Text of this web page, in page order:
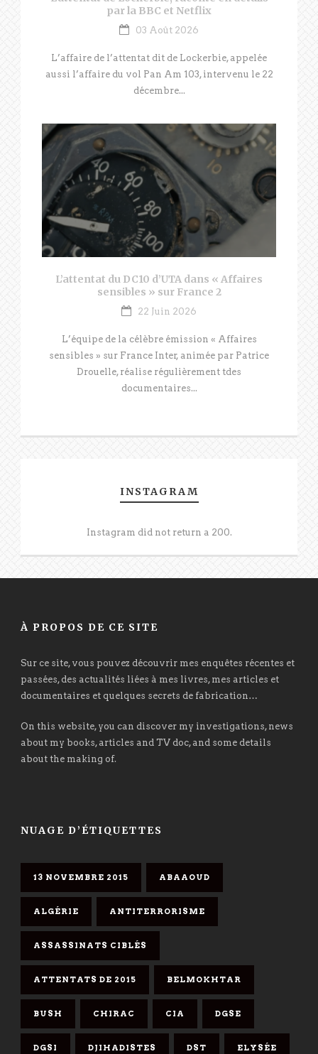
par la BBC et Netflix
03 Août 2026
L’affaire de l’attentat dit de Lockerbie, appelée
aussi l’affaire du vol Pan Am 103, intervenu le 22
décembre...
L’attentat du DC10 d’UTA dans « Affaires
sensibles » sur France 2
22 Juin 2026
L’équipe de la célèbre émission « Affaires
sensibles » sur France Inter, animée par Patrice
Drouelle, réalise régulièrement tdes
documentaires...
INSTAGRAM
Instagram did not return a 200.
À PROPOS DE CE SITE
Sur ce site, vous pouvez découvrir mes enquêtes récentes et
passées, des actualités liées à mes livres, mes articles et
documentaires et quelques secrets de fabrication…
On this website, you can discover my investigations, news
about my books, articles and TV doc, and some details
about the making of.
NUAGE D’ÉTIQUETTES
13 NOVEMBRE 2015 ABAAOUD
ALGÉRIE ANTITERRORISME
ASSASSINATS CIBLÉS
ATTENTATS DE 2015 BELMOKHTAR
BUSH CHIRAC CIA DGSE
DGSI DJIHADISTES DST ELYSÉE